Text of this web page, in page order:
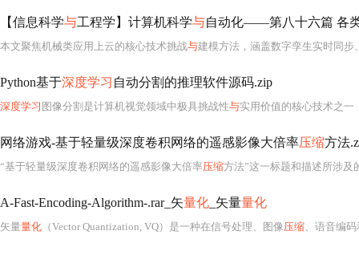
【信息科学与工程学】计算机科学与自动化——第八十六篇 各
本文聚焦机械类应用上云的核心技术挑战与建模方法，涵盖数字孪生实时同步、预测性维护的
Python基于深度学习 自动分割的推理软件源码.zip
深度学习 图像分割是计算机视觉领域中极具挑战性与实用价值的核心技术之
网络游戏-基于轻量级深度卷积网络的遥感影像大倍率压缩方法
“基于轻量级深度卷积网络的遥感影像大倍率压缩方法”这一标题和描述所涉及
A-Fast-Encoding-Algorithm-.rar_矢量化 _矢量量化
矢量量化 （Vector Quantization, VQ）是一种在信号处理、图像压缩、语音编码和模式识别等领域广